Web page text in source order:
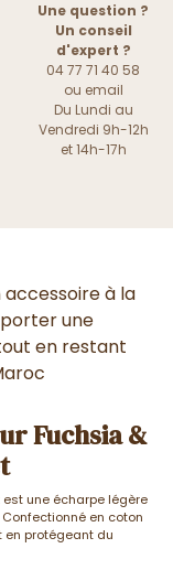
Une question ?
Un conseil
d'expert ?
04 77 71 40 58
ou email
Du Lundi au
Vendredi 9h-12h
et 14h-17h
à la
une
en restant
Fuchsia &
une écharpe légère
en coton
en protégeant du